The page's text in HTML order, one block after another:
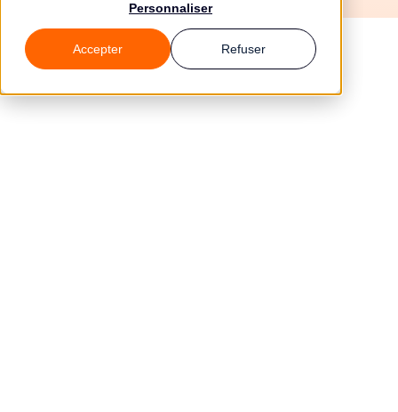
Personnaliser
Accepter Refuser